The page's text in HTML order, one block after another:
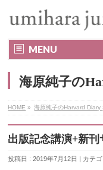
MENU
海原純子の
HOME » 海原純子のHarvard Diary
出版記念講演+新
投稿日 : 2019年7月12日 | カテ